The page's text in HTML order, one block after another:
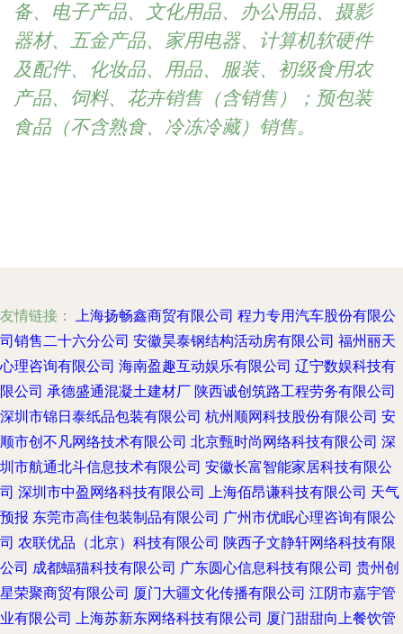
备、电子产品、文化用品、办公用品、摄影
器材、五金产品、家用电器、计算机软硬件
及配件、化妆品、用品、服装、初级食用农
产品、饲料、花卉销售（含销售）；预包装
食品（不含熟食、冷冻冷藏）销售。
友情链接： 上海扬畅鑫商贸有限公司 程力专用汽车股份有限公
司销售二十六分公司 安徽昊泰钢结构活动房有限公司 福州丽天
心理咨询有限公司 海南盈趣互动娱乐有限公司 辽宁数娱科技有
限公司 承德盛通混凝土建材厂 陕西诚创筑路工程劳务有限公司
深圳市锦日泰纸品包装有限公司 杭州顺网科技股份有限公司 安
顺市创不凡网络技术有限公司 北京甄时尚网络科技有限公司 深
圳市航通北斗信息技术有限公司 安徽长富智能家居科技有限公
司 深圳市中盈网络科技有限公司 上海佰昂谦科技有限公司 天气
预报 东莞市高佳包装制品有限公司 广州市优眠心理咨询有限公
司 农联优品（北京）科技有限公司 陕西子文静轩网络科技有限
公司 成都蝠猫科技有限公司 广东圆心信息科技有限公司 贵州创
星荣聚商贸有限公司 厦门大疆文化传播有限公司 江阴市嘉宇管
业有限公司 上海苏新东网络科技有限公司 厦门甜甜向上餐饮管